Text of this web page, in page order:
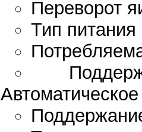
Переворот
Тип
Автоматическое